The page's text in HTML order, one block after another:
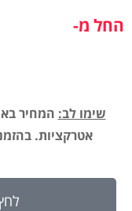
החל מ-
שימו לב: המחיר
אטרקציות.